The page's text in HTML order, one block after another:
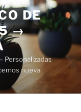
DE
→
Personalizadas
nueva